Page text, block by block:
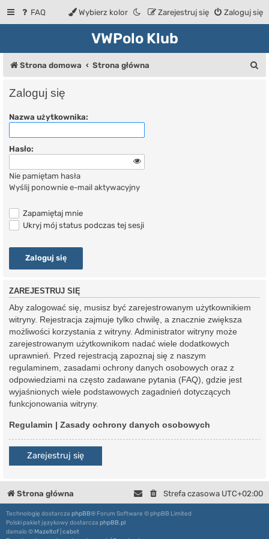
FAQ Zaloguj się
Zarejestruj się
Wybierz kolor
VWPolo Klub
Strona domowa Strona główna
Zaloguj się
Nazwa użytkownika:
Hasło:
Nie pamiętam hasła
Wyślij ponownie e-mail aktywacyjny
Zapamiętaj mnie
Ukryj mój status podczas tej sesji
ZAREJESTRUJ SIĘ
Aby zalogować się, musisz być zarejestrowanym użytkownikiem
witryny. Rejestracja zajmuje tylko chwilę, a znacznie zwiększa
możliwości korzystania z witryny. Administrator witryny może
zarejestrowanym użytkownikom nadać wiele dodatkowych
uprawnień. Przed rejestracją zapoznaj się z naszym
regulaminem, zasadami ochrony danych osobowych oraz z
odpowiedziami na często zadawane pytania (FAQ), gdzie jest
wyjaśnionych wiele podstawowych zagadnień dotyczących
funkcjonowania witryny.
Regulamin | Zasady ochrony danych osobowych
Zarejestruj się
Strona główna Strefa czasowa UTC+02:00
Technologię dostarcza phpBB® Forum Software © phpBB Limited
Polski pakiet językowy dostarcza phpBB.pl
damaïo © Mazeltof cabot